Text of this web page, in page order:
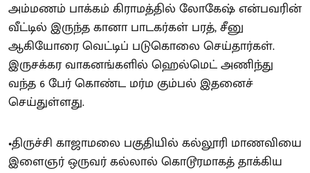
அம்மணம் பாக்கம் கிராமத்தில் லோகேஷ் என்பவரின்
வீட்டில் இருந்த கானா பாடகர்கள் பரத், சீனு
ஆகியோரை வெட்டிப் படுகொலை செய்தார்கள்.
இருசக்கர வாகனங்களில் ஹெல்மெட் அணிந்து
வந்த 6 பேர் கொண்ட மர்ம கும்பல் இதனைச்
செய்துள்ளது.
•திருச்சி காஜாமலை பகுதியில் கல்லூரி மாணவியை
இளைஞர் ஒருவர் கல்லால் கொடூரமாகத் தாக்கிய